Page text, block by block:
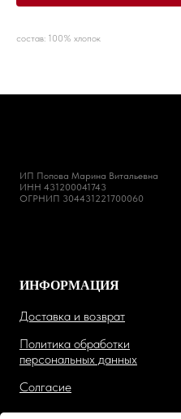
состав: 100% хлопок
ИП Попова Марина Витальевна
ИНН 431200041743
ОГРНИП 304431221700060
ИНФОРМАЦИЯ
Доставка и возврат
Политика обработки
персональных данных
Солгасие